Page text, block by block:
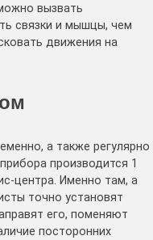
вызвать
связки и мышцы, чем
движения на
а также регулярно
производится 1
центра. Именно там, а
точно установят
его, поменяют
посторонних